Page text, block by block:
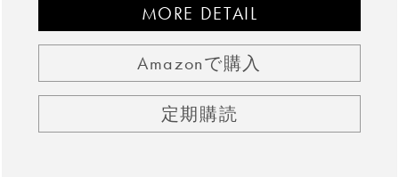
MORE DETAIL
Amazonで購入
定期購読